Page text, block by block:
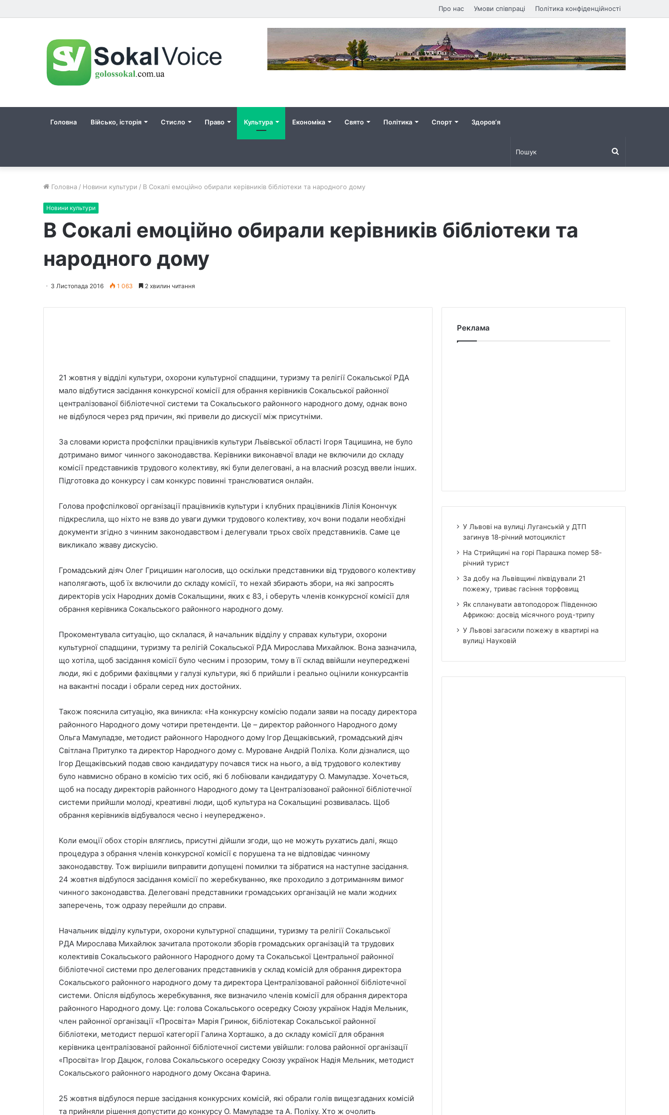
Про нас Умови співпраці Політика конфіденційності
Головна Військо, історія Стисло Право Культура Економіка Свято Політика Спорт Здоров’я
Головна / Новини культури / В Сокалі емоційно обирали керівників бібліотеки та народного дому
Новини культури
В Сокалі емоційно обирали керівників бібліотеки та
народного дому
3 Листопада 2016 1 063 2 хвилин читання
21 жовтня у відділі культури, охорони культурної спадщини, туризму та релігії Сокальської РДА
мало відбутися засідання конкурсної комісії для обрання керівників Сокальської районної
централізованої бібліотечної системи та Сокальського районного народного дому, однак воно
не відбулося через ряд причин, які привели до дискусії між присутніми.
За словами юриста профспілки працівників культури Львівської області Ігоря Тацишина, не було
дотримано вимог чинного законодавства. Керівники виконавчої влади не включили до складу
комісії представників трудового колективу, які були делеговані, а на власний розсуд ввели інших.
Підготовка до конкурсу і сам конкурс повинні транслюватися онлайн.
Голова профспілкової організації працівників культури і клубних працівників Лілія Конончук
підкреслила, що ніхто не взяв до уваги думки трудового колективу, хоч вони подали необхідні
документи згідно з чинним законодавством і делегували трьох своїх представників. Саме це
викликало жваву дискусію.
Громадський діяч Олег Грицишин наголосив, що оскільки представники від трудового колективу
наполягають, щоб їх включили до складу комісії, то нехай збирають збори, на які запросять
директорів усіх Народних домів Сокальщини, яких є 83, і оберуть членів конкурсної комісії для
обрання керівника Сокальського районного народного дому.
Прокоментувала ситуацію, що склалася, й начальник відділу у справах культури, охорони
культурної спадщини, туризму та релігій Сокальської РДА Мирослава Михайлюк. Вона зазначила,
що хотіла, щоб засідання комісії було чесним і прозорим, тому в її склад ввійшли неупереджені
люди, які є добрими фахівцями у галузі культури, які б прийшли і реально оцінили конкурсантів
на вакантні посади і обрали серед них достойних.
Також пояснила ситуацію, яка виникла: «На конкурсну комісію подали заяви на посаду директора
районного Народного дому чотири претенденти. Це – директор районного Народного дому
Ольга Мамуладзе, методист районного Народного дому Ігор Дещаківський, громадський діяч
Світлана Притулко та директор Народного дому с. Муроване Андрій Поліха. Коли дізналися, що
Ігор Дещаківський подав свою кандидатуру почався тиск на нього, а від трудового колективу
було навмисно обрано в комісію тих осіб, які б лобіювали кандидатуру О. Мамуладзе. Хочеться,
щоб на посаду директорів районного Народного дому та Централізованої районної бібліотечної
системи прийшли молоді, креативні люди, щоб культура на Сокальщині розвивалась. Щоб
обрання керівників відбувалося чесно і неупереджено».
Коли емоції обох сторін вляглись, присутні дійшли згоди, що не можуть рухатись далі, якщо
процедура з обрання членів конкурсної комісії є порушена та не відповідає чинному
законодавству. Тож вирішили виправити допущені помилки та зібратися на наступне засідання.
24 жовтня відбулося засідання комісії по жеребкуванню, яке проходило з дотриманням вимог
чинного законодавства. Делеговані представники громадських організацій не мали жодних
заперечень, тож одразу перейшли до справи.
Начальник відділу культури, охорони культурної спадщини, туризму та релігії Сокальської
РДА Мирославa Михайлюк зачитала протоколи зборів громадських організацій та трудових
колективів Сокальського районного Народного дому та Сокальської Центральної районної
бібліотечної системи про делегованих представників у склад комісій для обрання директора
Сокальського районного народного дому та директора Централізованої районної бібліотечної
системи. Опісля відбулось жеребкування, яке визначило членів комісії для обрання директора
районного Народного дому. Це: голова Сокальського осередку Союзу українок Надія Мельник,
член районної організації «Просвіта» Марія Гринюк, бібліотекар Сокальської районної
бібліотеки, методист першої категорії Галина Хорташко, а до складу комісії для обрання
керівника централізованої районної бібліотечної системи увійшли: голова районної організації
«Просвіта» Ігор Дацюк, голова Сокальського осередку Союзу українок Надія Мельник, методист
Сокальського районного народного дому Оксана Фарина.
25 жовтня відбулося перше засідання конкурсних комісій, які обрали голів вищезгаданих комісій
та прийняли рішення допустити до конкурсу О. Мамуладзе та А. Поліху. Хто ж очолить
Реклама
У Львові на вулиці Луганській у ДТП
загинув 18-річний мотоцикліст
На Стрийщині на горі Парашка помер 58-
річний турист
За добу на Львівщині ліквідували 21
пожежу, триває гасіння торфовищ
Як спланувати автоподорож Південною
Африкою: досвід місячного роуд-трипу
У Львові загасили пожежу в квартирі на
вулиці Науковій